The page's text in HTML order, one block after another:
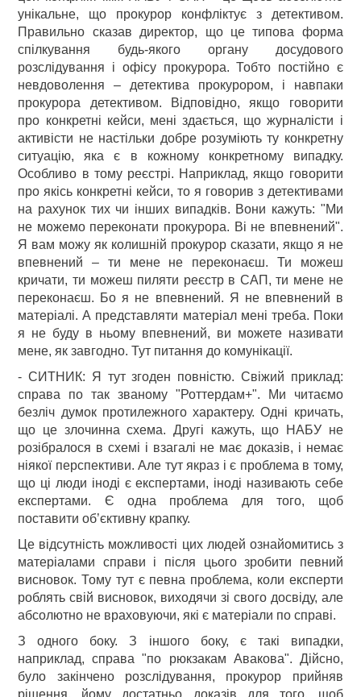
унікальне, що прокурор конфліктує з детективом.
Правильно сказав директор, що це типова форма
спілкування будь-якого органу досудового
розслідування і офісу прокурора. Тобто постійно є
невдоволення – детектива прокурором, і навпаки
прокурора детективом. Відповідно, якщо говорити
про конкретні кейси, мені здається, що журналісти і
активісти не настільки добре розуміють ту конкретну
ситуацію, яка є в кожному конкретному випадку.
Особливо в тому реєстрі. Наприклад, якщо говорити
про якісь конкретні кейси, то я говорив з детективами
на рахунок тих чи інших випадків. Вони кажуть: "Ми
не можемо переконати прокурора. Ві не впевнений".
Я вам можу як колишній прокурор сказати, якщо я не
впевнений – ти мене не переконаєш. Ти можеш
кричати, ти можеш пиляти реєстр в САП, ти мене не
переконаєш. Бо я не впевнений. Я не впевнений в
матеріалі. А представляти матеріал мені треба. Поки
я не буду в ньому впевнений, ви можете називати
мене, як завгодно. Тут питання до комунікації.
- СИТНИК: Я тут згоден повністю. Свіжий приклад:
справа по так званому "Роттердам+". Ми читаємо
безліч думок протилежного характеру. Одні кричать,
що це злочинна схема. Другі кажуть, що НАБУ не
розібралося в схемі і взагалі не має доказів, і немає
ніякої перспективи. Але тут якраз і є проблема в тому,
що ці люди іноді є експертами, іноді називають себе
експертами. Є одна проблема для того, щоб
поставити об’єктивну крапку.
Це відсутність можливості цих людей ознайомитись з
матеріалами справи і після цього зробити певний
висновок. Тому тут є певна проблема, коли експерти
роблять свій висновок, виходячи зі свого досвіду, але
абсолютно не враховуючи, які є матеріали по справі.
З одного боку. З іншого боку, є такі випадки,
наприклад, справа "по рюкзакам Авакова". Дійсно,
було закінчено розслідування, прокурор прийняв
рішення, йому достатньо доказів для того, щоб